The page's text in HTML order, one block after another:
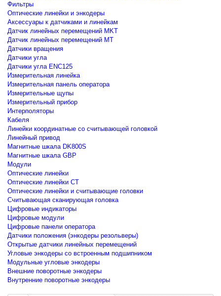
Фильтры
Оптические линейки и энкодеры
Аксессуары к датчиками и линейкам
Датчик линейных перемещений MKT
Датчик линейных перемещений MT
Датчики вращения
Датчики угла
Датчики угла ENC125
Измерительная линейка
Измерительная панель оператора
Измерительные щупы
Измерительный прибор
Интерполяторы
Кабеля
Линейки координатные со считывающей головкой
Линейный привод
Магнитные шкала DK800S
Магнитные шкала GBP
Модули
Оптические линейки
Оптические линейки CT
Оптические линейки и считывающие головки
Считывающая сканирующая головка
Цифровые индикаторы
Цифровые модули
Цифровые панели оператора
Датчики положения (энкодеры резольверы)
Открытые датчики линейных перемещений
Угловые энкодеры со встроенным подшипником
Модульные угловые энкодеры
Внешние поворотные энкодеры
Внутренние поворотные энкодеры